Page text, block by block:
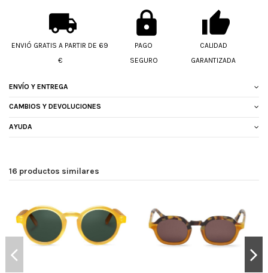
ENVIÓ GRATIS A PARTIR DE 69
€
PAGO
SEGURO
CALIDAD
GARANTIZADA
ENVÍO Y ENTREGA
CAMBIOS Y DEVOLUCIONES
AYUDA
16 productos similares